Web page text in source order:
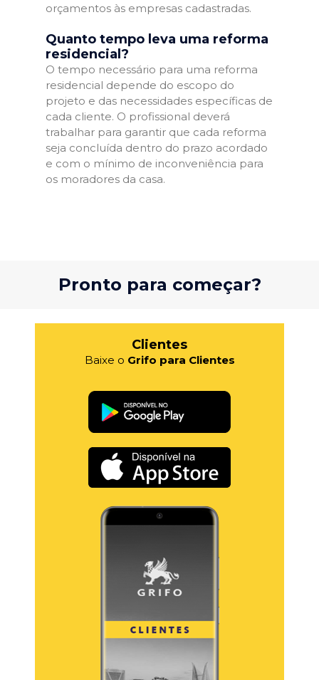
orçamentos às empresas cadastradas.
Quanto tempo leva uma reforma
residencial?
O tempo necessário para uma reforma
residencial depende do escopo do
projeto e das necessidades específicas de
cada cliente. O profissional deverá
trabalhar para garantir que cada reforma
seja concluída dentro do prazo acordado
e com o mínimo de inconveniência para
os moradores da casa.
Pronto para começar?
Clientes
Baixe o Grifo para Clientes